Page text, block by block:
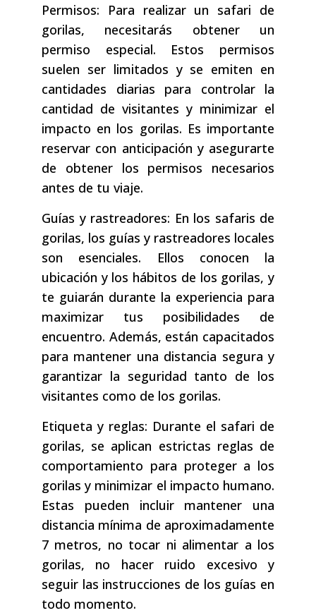
Permisos: Para realizar un safari de
gorilas, necesitarás obtener un
permiso especial. Estos permisos
suelen ser limitados y se emiten en
cantidades diarias para controlar la
cantidad de visitantes y minimizar el
impacto en los gorilas. Es importante
reservar con anticipación y asegurarte
de obtener los permisos necesarios
antes de tu viaje.
Guías y rastreadores: En los safaris de
gorilas, los guías y rastreadores locales
son esenciales. Ellos conocen la
ubicación y los hábitos de los gorilas, y
te guiarán durante la experiencia para
maximizar tus posibilidades de
encuentro. Además, están capacitados
para mantener una distancia segura y
garantizar la seguridad tanto de los
visitantes como de los gorilas.
Etiqueta y reglas: Durante el safari de
gorilas, se aplican estrictas reglas de
comportamiento para proteger a los
gorilas y minimizar el impacto humano.
Estas pueden incluir mantener una
distancia mínima de aproximadamente
7 metros, no tocar ni alimentar a los
gorilas, no hacer ruido excesivo y
seguir las instrucciones de los guías en
todo momento.